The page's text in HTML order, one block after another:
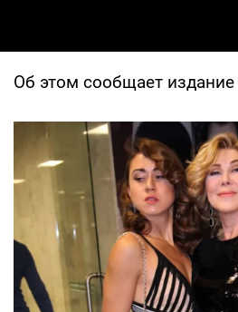
Об этом сообщает издание